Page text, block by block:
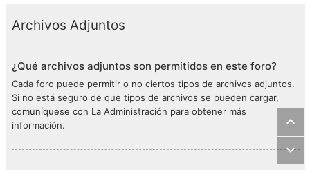
Archivos Adjuntos
¿Qué archivos adjuntos son permitidos en este foro?
Cada foro puede permitir o no ciertos tipos de archivos adjuntos.
Si no está seguro de que tipos de archivos se pueden cargar,
comuníquese con La Administración para obtener más
información.